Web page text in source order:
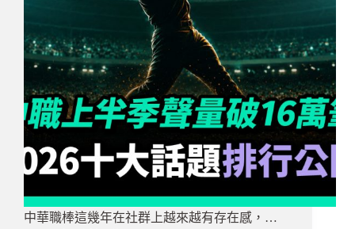
中華職棒這幾年在社群上越來越有存在感，…